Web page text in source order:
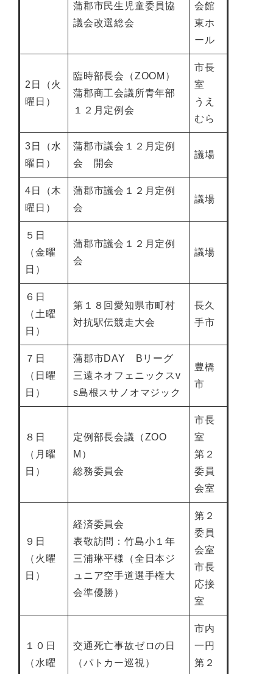
蒲郡市民生児童委員協
議会改選総会
会館
東ホ
ール
2日（火
曜日）
臨時部長会（ZOOM）
蒲郡商工会議所青年部
１２月定例会
市長
室
うえ
むら
3日（水
曜日）
蒲郡市議会１２月定例
会 開会
議場
4日（木
曜日）
蒲郡市議会１２月定例
会
議場
５日
（金曜
日）
蒲郡市議会１２月定例
会
議場
６日
（土曜
日）
第１８回愛知県市町村
対抗駅伝競走大会
長久
手市
７日
（日曜
日）
蒲郡市DAY Bリーグ
三遠ネオフェニックスv
s島根スサノオマジック
豊橋
市
８日
（月曜
日）
定例部長会議（ZOO
M）
総務委員会
市長
室
第２
委員
会室
９日
（火曜
日）
経済委員会
表敬訪問：竹島小１年
三浦琳平様（全日本ジ
ュニア空手道選手権大
会準優勝）
第２
委員
会室
市長
応接
室
１０日
（水曜
交通死亡事故ゼロの日
（パトカー巡視）
市内
一円
第２